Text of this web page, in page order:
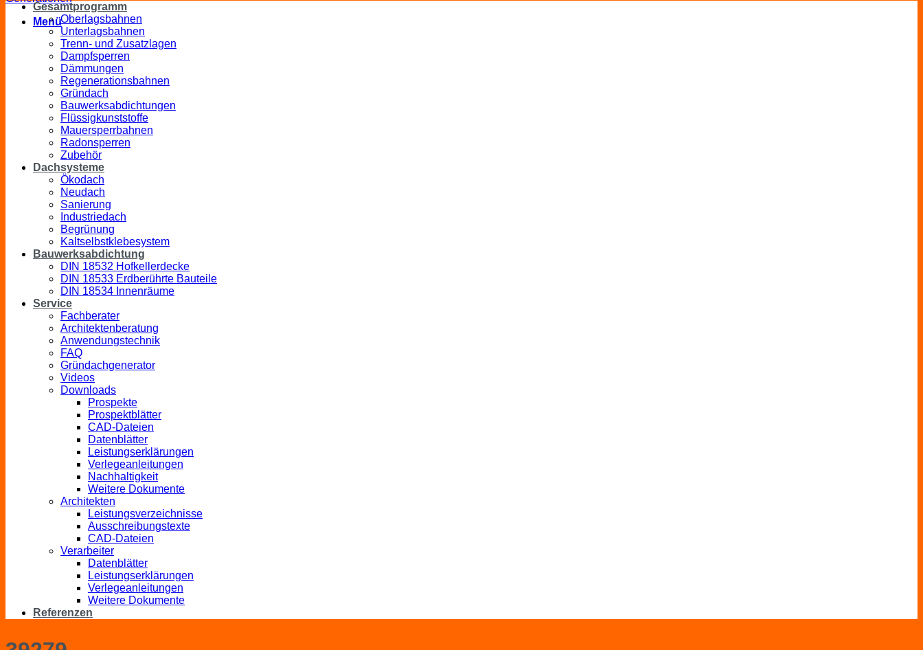
Menü
Gesamtprogramm
Oberlagsbahnen
Unterlagsbahnen
Trenn- und Zusatzlagen
Dampfsperren
Dämmungen
Regenerationsbahnen
Gründach
Bauwerksabdichtungen
Flüssigkunststoffe
Mauersperrbahnen
Radonsperren
Zubehör
Dachsysteme
Ökodach
Neudach
Sanierung
Industriedach
Begrünung
Kaltselbstklebesystem
Bauwerksabdichtung
DIN 18532 Hofkellerdecke
DIN 18533 Erdberührte Bauteile
DIN 18534 Innenräume
Service
Fachberater
Architektenberatung
Anwendungstechnik
FAQ
Gründachgenerator
Videos
Downloads
Prospekte
Prospektblätter
CAD-Dateien
Datenblätter
Leistungserklärungen
Verlegeanleitungen
Nachhaltigkeit
Weitere Dokumente
Architekten
Leistungsverzeichnisse
Ausschreibungstexte
CAD-Dateien
Verarbeiter
Datenblätter
Leistungserklärungen
Verlegeanleitungen
Weitere Dokumente
Referenzen